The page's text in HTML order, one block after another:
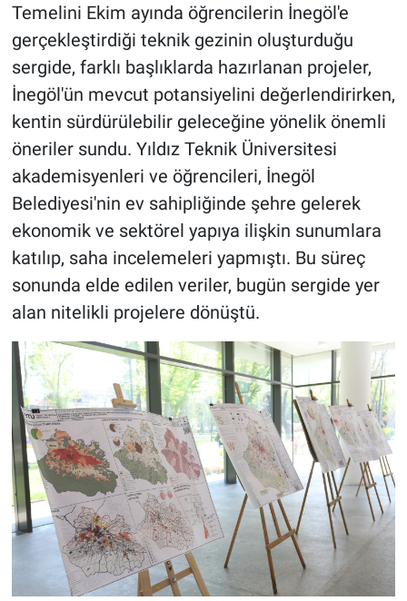
Temelini Ekim ayında öğrencilerin İnegöl'e
gerçekleştirdiği teknik gezinin oluşturduğu
sergide, farklı başlıklarda hazırlanan projeler,
İnegöl'ün mevcut potansiyelini değerlendirirken,
kentin sürdürülebilir geleceğine yönelik önemli
öneriler sundu. Yıldız Teknik Üniversitesi
akademisyenleri ve öğrencileri, İnegöl
Belediyesi'nin ev sahipliğinde şehre gelerek
ekonomik ve sektörel yapıya ilişkin sunumlara
katılıp, saha incelemeleri yapmıştı. Bu süreç
sonunda elde edilen veriler, bugün sergide yer
alan nitelikli projelere dönüştü.